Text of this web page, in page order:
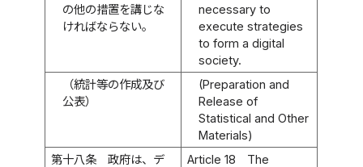
の他の措置を講じな
ければならない。
necessary to
execute strategies
to form a digital
society.
（統計等の作成及び
公表）
(Preparation and
Release of
Statistical and Other
Materials)
第十八条
政府は、デ
Article 18
The